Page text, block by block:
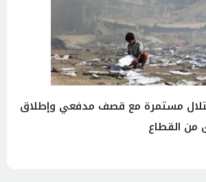
مستمرة مع قصف مدفعي وإطلاق
من القطاع